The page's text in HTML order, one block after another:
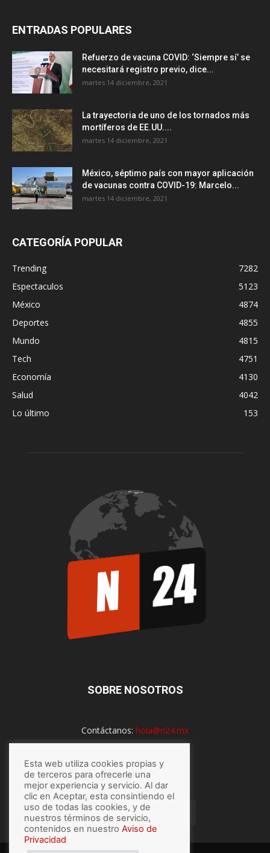
ENTRADAS POPULARES
Refuerzo de vacuna COVID: ‘Siempre sí’ se
necesitará registro previo, dice...
martes 14 diciembre, 2021
La trayectoria de uno de los tornados más
mortíferos de EE.UU....
martes 14 diciembre, 2021
México, séptimo país con mayor aplicación
de vacunas contra COVID-19: Marcelo...
martes 14 diciembre, 2021
CATEGORÍA POPULAR
Trending
7282
Espectaculos
5123
México
4874
Deportes
4855
Mundo
4815
Tech
4751
Economía
4130
Salud
4042
Lo último
153
SOBRE NOSOTROS
Contáctanos: hola@n24.mx
SÍGUENOS
Esta web utiliza cookies propias y
de terceros para ofrecerle una
mejor experiencia y servicio. Al dar
clic en Aceptar, esta consintiendo el
uso de todas las cookies, y de
nuestros términos de servicio,
contenidos en nuestro Aviso de
Privacidad